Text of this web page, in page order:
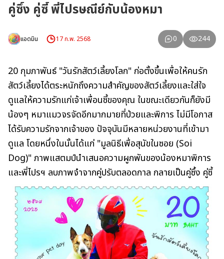
คู่ซึ้ง คู่ซี้ พี่ไปรษณีย์กับน้องหมา
แอดมิน 17 ก.พ. 2568 0 244
20 กุมภาพันธ์ "วันรักสัตว์เลี้ยงโลก" ก่อตั้งขึ้นเพื่อให้คนรัก
สัตว์เลี้ยงได้ตระหนักถึงความสำคัญของสัตว์เลี้ยงและใส่ใจ
ดูแลให้ความรักแก่เจ้าเพื่อนซี้ของคุณ ในขณะเดียวกันก็ยังมี
น้องๆ หมาแมวจรจัดอีกมากมายที่ป่วยและพิการ ไม่มีโอกาส
ได้รับความรักจากเจ้าของ ปัจจุบันมีหลายหน่วยงานที่เข้ามา
ดูแล โดยหนึ่งในนั้นได้แก่ "มูลนิธีเพื่อสุนัขในซอย (Soi
Dog)" ภาพแสตมป์นำเสนอความผูกพันของน้องหมาพิการ
และพี่ไปรฯ ลบภาพจำจากคู่ปรับตลอดกาล กลายเป็นคู่ซึ้ง คู่ซี้